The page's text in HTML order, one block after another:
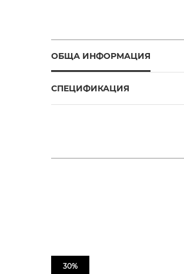
ОБЩА ИНФОРМАЦИЯ
СПЕЦИФИКАЦИЯ
30%